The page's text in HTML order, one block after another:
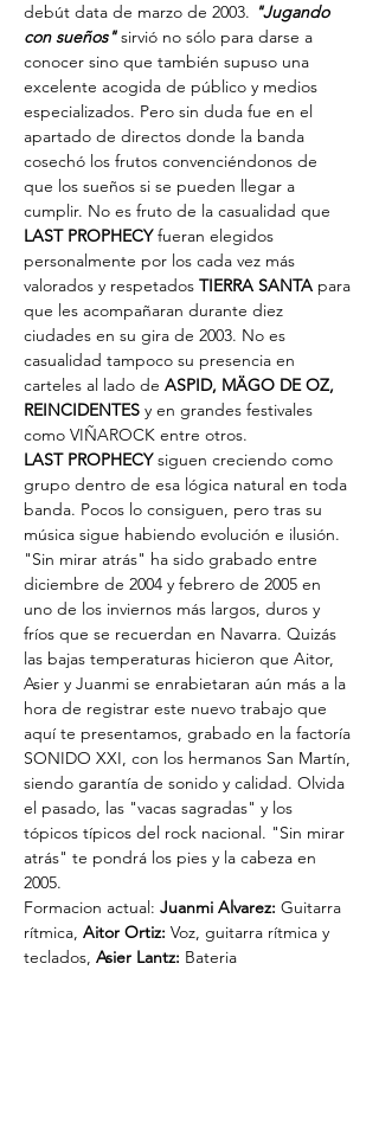
debút data de marzo de 2003. "Jugando
con sueños" sirvió no sólo para darse a
conocer sino que también supuso una
excelente acogida de público y medios
especializados. Pero sin duda fue en el
apartado de directos donde la banda
cosechó los frutos convenciéndonos de
que los sueños si se pueden llegar a
cumplir. No es fruto de la casualidad que
LAST PROPHECY fueran elegidos
personalmente por los cada vez más
valorados y respetados TIERRA SANTA para
que les acompañaran durante diez
ciudades en su gira de 2003. No es
casualidad tampoco su presencia en
carteles al lado de ASPID, MÄGO DE OZ,
REINCIDENTES y en grandes festivales
como VIÑAROCK entre otros.
LAST PROPHECY siguen creciendo como
grupo dentro de esa lógica natural en toda
banda. Pocos lo consiguen, pero tras su
música sigue habiendo evolución e ilusión.
"Sin mirar atrás" ha sido grabado entre
diciembre de 2004 y febrero de 2005 en
uno de los inviernos más largos, duros y
fríos que se recuerdan en Navarra. Quizás
las bajas temperaturas hicieron que Aitor,
Asier y Juanmi se enrabietaran aún más a la
hora de registrar este nuevo trabajo que
aquí te presentamos, grabado en la factoría
SONIDO XXI, con los hermanos San Martín,
siendo garantía de sonido y calidad. Olvida
el pasado, las "vacas sagradas" y los
tópicos típicos del rock nacional. "Sin mirar
atrás" te pondrá los pies y la cabeza en
2005.
Formacion actual: Juanmi Alvarez: Guitarra
rítmica, Aitor Ortiz: Voz, guitarra rítmica y
teclados, Asier Lantz: Bateria